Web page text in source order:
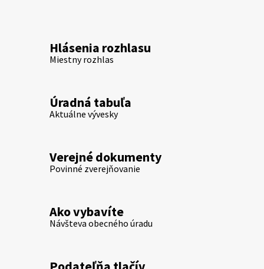
Hlásenia rozhlasu
Miestny rozhlas
Úradná tabuľa
Aktuálne vývesky
Verejné dokumenty
Povinné zverejňovanie
Ako vybavíte
Návšteva obecného úradu